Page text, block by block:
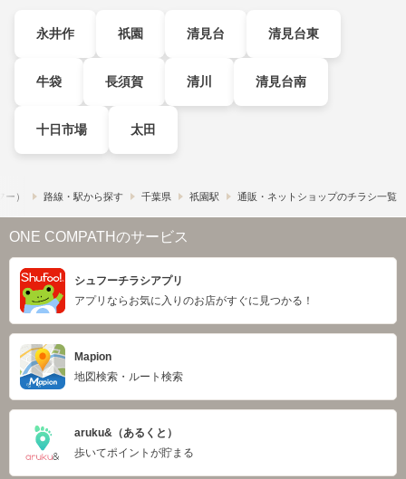
永井作 祇園 清見台 清見台東
牛袋 長須賀 清川 清見台南
十日市場 太田
） 路線・駅から探す 千葉県 祇園駅 通販・ネットショップのチラシ一覧
ONE COMPATHのサービス
シュフーチラシアプリ
アプリならお気に入りのお店がすぐに見つかる！
Mapion
地図検索・ルート検索
aruku&（あるくと）
歩いてポイントが貯まる